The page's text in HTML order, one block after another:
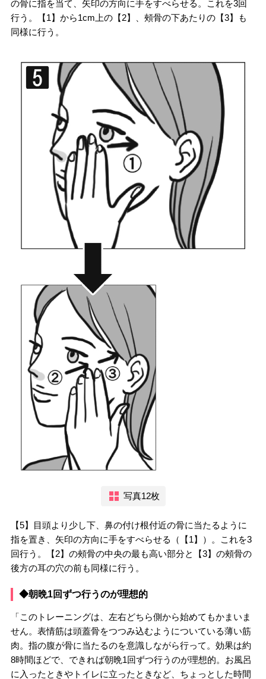
の骨に指を当て、矢印の方向に手をすべらせる。これを3回
行う。【1】から1cm上の【2】、頰骨の下あたりの【3】も
同様に行う。
写真12枚
【5】目頭より少し下、鼻の付け根付近の骨に当たるように
指を置き、矢印の方向に手をすべらせる（【1】）。これを3
回行う。【2】の頰骨の中央の最も高い部分と【3】の頰骨の
後方の耳の穴の前も同様に行う。
◆朝晩1回ずつ行うのが理想的
「このトレーニングは、左右どちら側から始めてもかまいま
せん。表情筋は頭蓋骨をつつみ込むようについている薄い筋
肉。指の腹が骨に当たるのを意識しながら行って。効果は約
8時間ほどで、できれば朝晩1回ずつ行うのが理想的。お風呂
に入ったときやトイレに立ったときなど、ちょっとした時間